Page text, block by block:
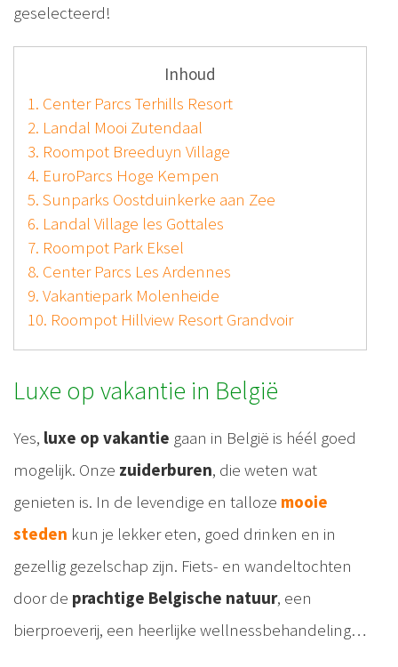
geselecteerd!
Inhoud
1. Center Parcs Terhills Resort
2. Landal Mooi Zutendaal
3. Roompot Breeduyn Village
4. EuroParcs Hoge Kempen
5. Sunparks Oostduinkerke aan Zee
6. Landal Village les Gottales
7. Roompot Park Eksel
8. Center Parcs Les Ardennes
9. Vakantiepark Molenheide
10. Roompot Hillview Resort Grandvoir
Luxe op vakantie in België
Yes, luxe op vakantie gaan in België is héél goed
mogelijk. Onze zuiderburen, die weten wat
genieten is. In de levendige en talloze mooie
steden kun je lekker eten, goed drinken en in
gezellig gezelschap zijn. Fiets- en wandeltochten
door de prachtige Belgische natuur, een
bierproeverij, een heerlijke wellnessbehandeling…